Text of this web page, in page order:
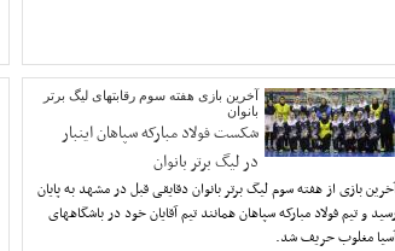
آخرین بازی هفته سوم رقابتهای لیگ برتر
بانوان
شکست فولاد مبارکه سپاهان اینبار
در لیگ برتر بانوان
بازی از هفته سوم لیگ برتر بانوان دقایقی قبل در مشهد به پایان
و تیم فولاد مبارکه سپاهان همانند تیم آقایان خود در باشگاههای
مغلوب حریف شد.